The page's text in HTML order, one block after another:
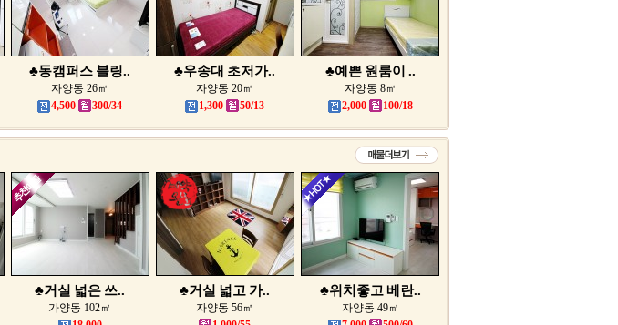
♣동캠퍼스 블링..
자양동 26㎡
4,500
300/34
♣우송대 초저가..
자양동 20㎡
1,300
50/13
♣예쁜 원룸이 ..
자양동 8㎡
2,000
100/18
♣거실 넓은 쓰..
가양동 102㎡
♣거실 넓고 가..
자양동 56㎡
♣위치좋고 베란..
자양동 49㎡